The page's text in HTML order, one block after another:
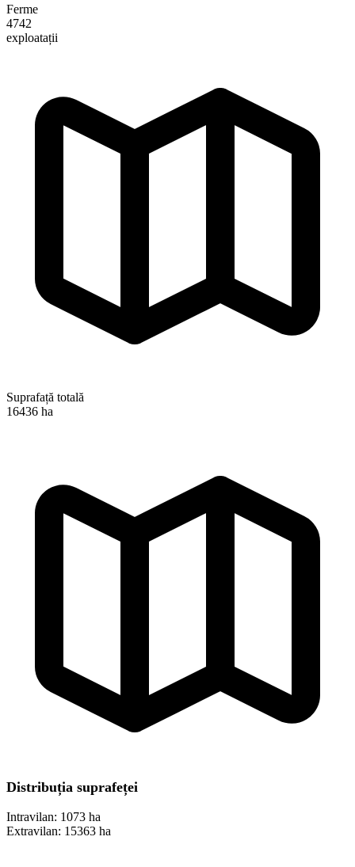
Ferme
4742
exploatații
Suprafață totală
16436 ha
Distribuția suprafeței
Intravilan: 1073 ha
Extravilan: 15363 ha